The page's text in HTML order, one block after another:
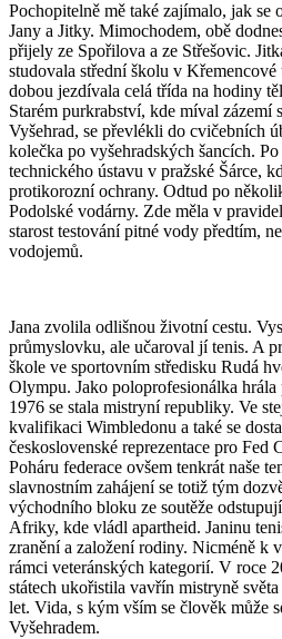
Pochopitelně mě také zajímalo, jak
Jany a Jitky. Mimochodem, obě
přijely ze Spořilova a ze Střešovic.
studovala střední školu v
dobou jezdívala celá třída na hodiny
Starém purkrabství, kde míval zázemí
Vyšehrad, se převlékli do cvičebních
kolečka po vyšehradských šancích.
technického ústavu v pražské Šárce,
protikorozní ochrany. Odtud po
Podolské vodárny. Zde měla v
starost testování pitné vody předtím,
vodojemů.
Jana zvolila odlišnou životní cestu.
průmyslovku, ale učaroval jí tenis. A
škole ve sportovním středisku Rudá
Olympu. Jako poloprofesionálka
1976 se stala mistryní republiky. Ve
kvalifikaci Wimbledonu a také se
československé reprezentace pro
Poháru federace ovšem tenkrát naše
slavnostním zahájení se totiž tým
východního bloku ze soutěže
Afriky, kde vládl apartheid. Janinu
zranění a založení rodiny. Nicméně k
rámci veteránských kategorií. V roce
státech ukořistila vavřín mistryně
let. Vida, s kým vším se člověk může
Vyšehradem.